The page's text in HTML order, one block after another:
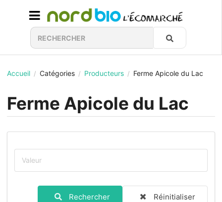
Accueil / Catégories / Producteurs / Ferme Apicole du Lac
Ferme Apicole du Lac
Rechercher Réinitialiser